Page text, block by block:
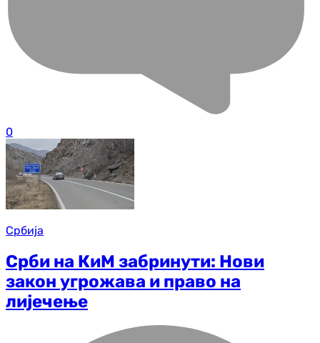
0
Србија
Срби на КиМ забринути: Нови
закон угрожава и право на
лијечење